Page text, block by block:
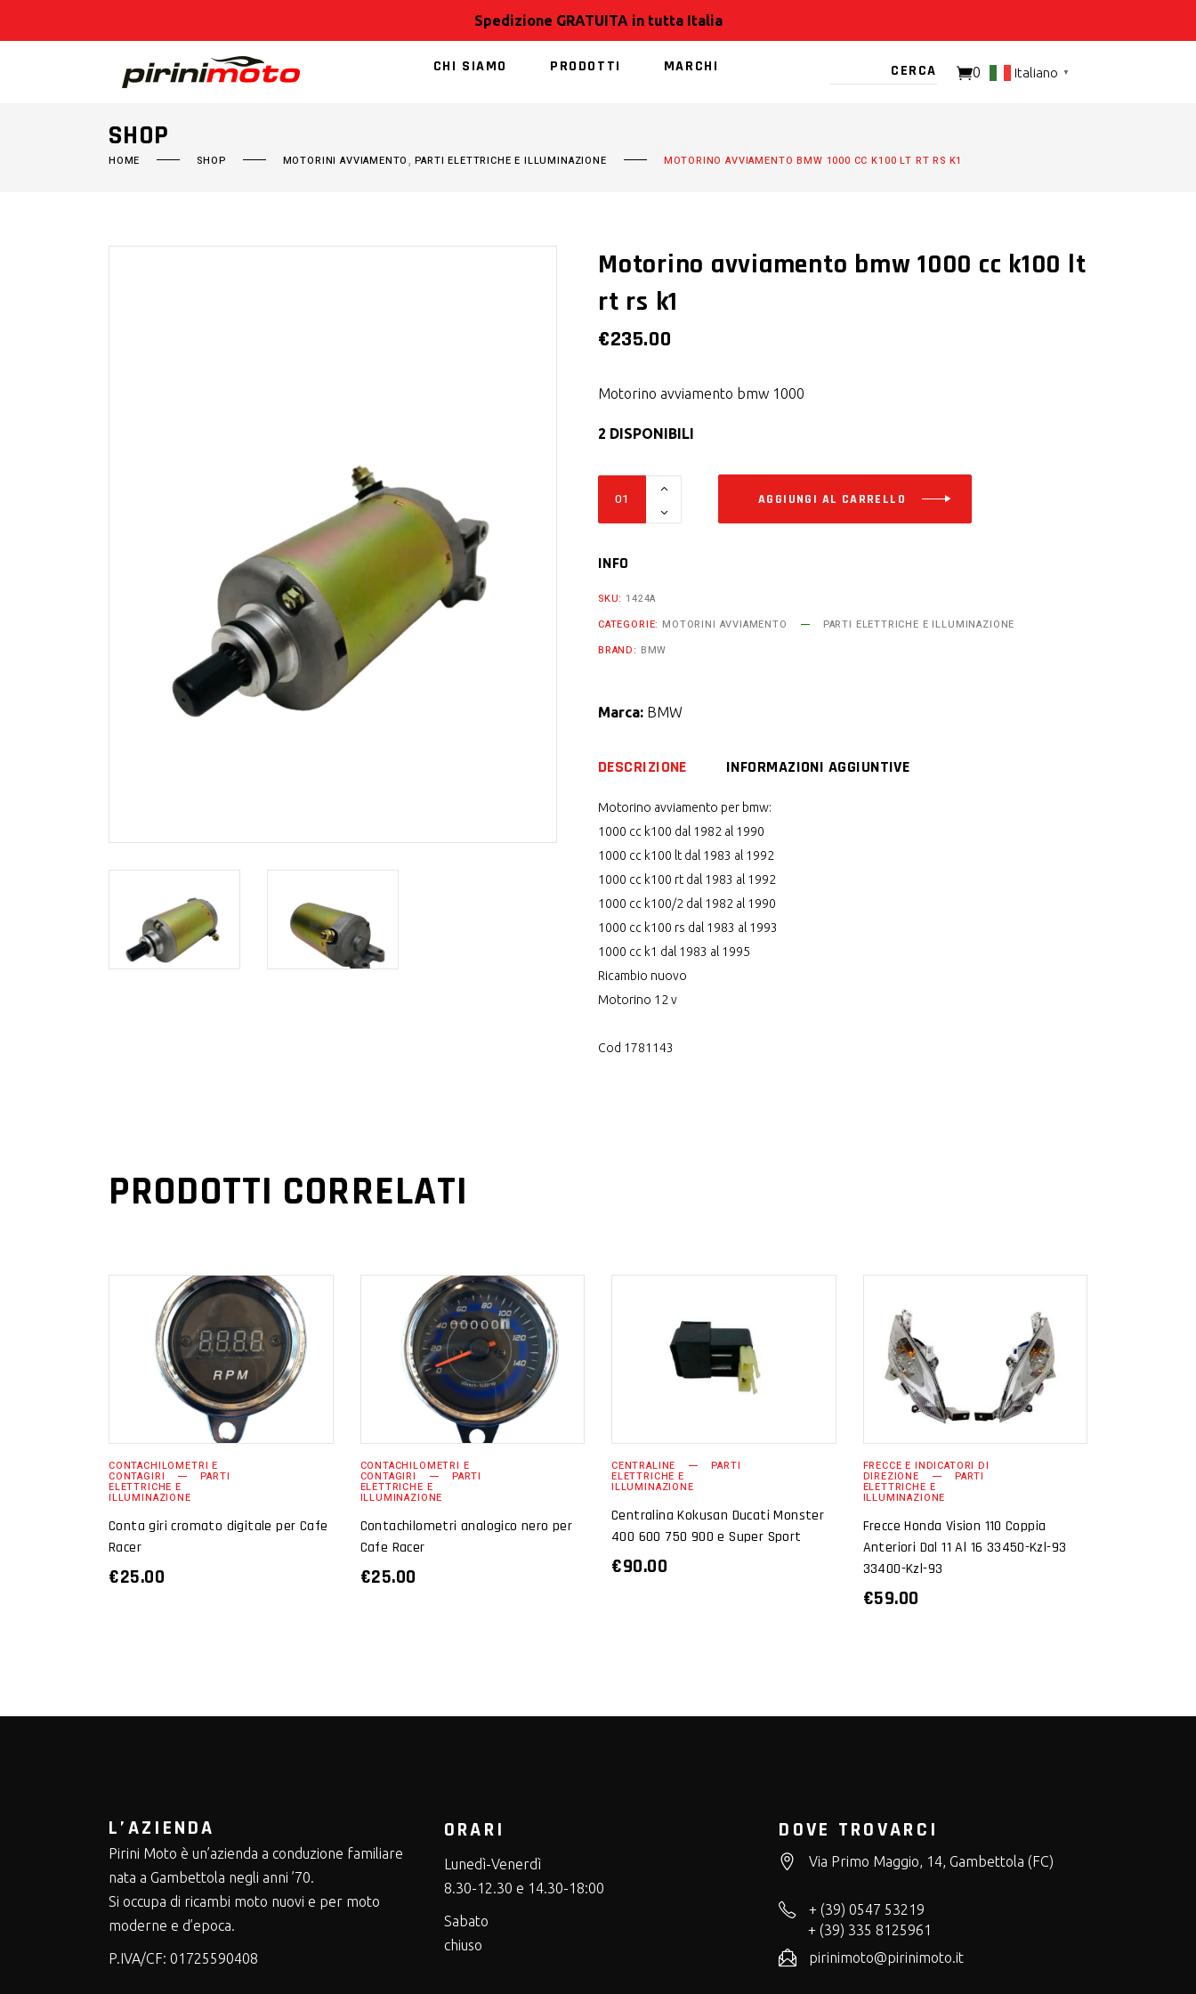
Spedizione GRATUITA in tutta Italia
CHI SIAMO PRODOTTI MARCHI 0 Italiano ▼
SHOP
HOME SHOP MOTORINI AVVIAMENTO ,PARTI ELETTRICHE E ILLUMINAZIONE MOTORINO AVVIAMENTO BMW 1000 CC K100 LT RT RS K1
Motorino avviamento bmw 1000 cc k100 lt
rt rs k1
€235.00
Motorino avviamento bmw 1000
2 DISPONIBILI
avviamento
1000
k100
lt
rt
AGGIUNGI AL CARRELLO
INFO
SKU: 1424A
CATEGORIE: MOTORINI AVVIAMENTO
PARTI ELETTRICHE E ILLUMINAZIONE
BRAND: BMW
Marca: BMW
DESCRIZIONE INFORMAZIONI AGGIUNTIVE
Motorino avviamento per bmw:
1000 cc k100 dal 1982 al 1990
1000 cc k100 lt dal 1983 al 1992
1000 cc k100 rt dal 1983 al 1992
1000 cc k100/2 dal 1982 al 1990
1000 cc k100 rs dal 1983 al 1993
1000 cc k1 dal 1983 al 1995
Ricambio nuovo
Motorino 12 v
Cod 1781143
PRODOTTI CORRELATI
AGGIUNGI AL
CARRELLO
CONTACHILOMETRI E
CONTAGIRI PARTI
ELETTRICHE E
ILLUMINAZIONE
Conta giri cromato digitale per Cafe
Racer
€25.00
AGGIUNGI AL
CARRELLO
CONTACHILOMETRI E
CONTAGIRI PARTI
ELETTRICHE E
ILLUMINAZIONE
Contachilometri analogico nero per
Cafe Racer
€25.00
AGGIUNGI AL
CARRELLO
CENTRALINE PARTI
ELETTRICHE E
ILLUMINAZIONE
Centralina Kokusan Ducati Monster
400 600 750 900 e Super Sport
€90.00
AGGIUNGI AL
CARRELLO
FRECCE E INDICATORI DI
DIREZIONE PARTI
ELETTRICHE E
ILLUMINAZIONE
Frecce Honda Vision 110 Coppia
Anteriori Dal 11 Al 16 33450-Kzl-93
33400-Kzl-93
€59.00
L’AZIENDA
Pirini Moto è un’azienda a conduzione familiare
nata a Gambettola negli anni ’70.
Si occupa di ricambi moto nuovi e per moto
moderne e d’epoca.
P.IVA/CF: 01725590408
ORARI
Lunedì-Venerdì
8.30-12.30 e 14.30-18:00
Sabato
chiuso
DOVE TROVARCI
Via Primo Maggio, 14, Gambettola (FC)
+ (39) 0547 53219
+ (39) 335 8125961
pirinimoto@pirinimoto.it